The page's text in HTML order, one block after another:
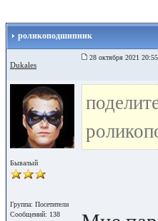
роликоподшипник
Dukales
28 октября 2021 20:55
Бывалый
Группа: Посетители
Сообщений: 138